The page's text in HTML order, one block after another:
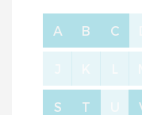
A B C
S T